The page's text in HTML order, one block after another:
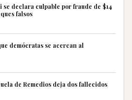
se declara culpable por fraude de $14
falsos
demócratas se acercan al
de Remedios deja dos fallecidos